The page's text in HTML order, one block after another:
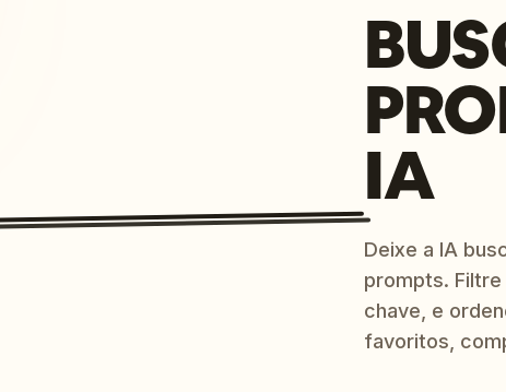
IA
Deixe a IA
prompts.
chave, e
favoritos,